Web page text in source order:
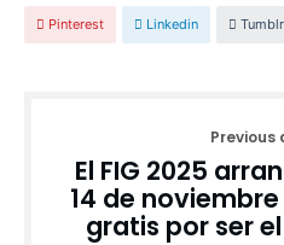
Pinterest Linkedin Tumblr
Previous
El FIG 2025
14 de
gratis por ser